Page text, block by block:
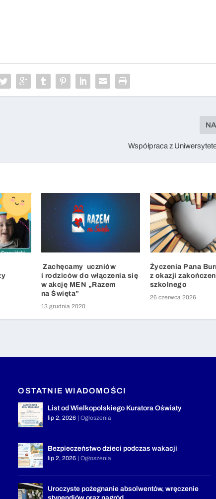
Współpraca z
Zachęcamy uczniów
i rodziców do włączenia się
w akcję MEN „Razem
na Święta”
13 grudnia 2020
Życzenia Pana
z okazji
szkolnego
26 czerwca 2026
OSTATNIE WIADOMOŚCI
List od Wielkopolskiego Kuratora Oświaty
lip 2, 2026 |Ogłoszenia
Bezpieczeństwo dzieci podczas wakacji
lip 2, 2026 |Ogłoszenia
Uroczyste pożegnanie absolwentów, wręczenie